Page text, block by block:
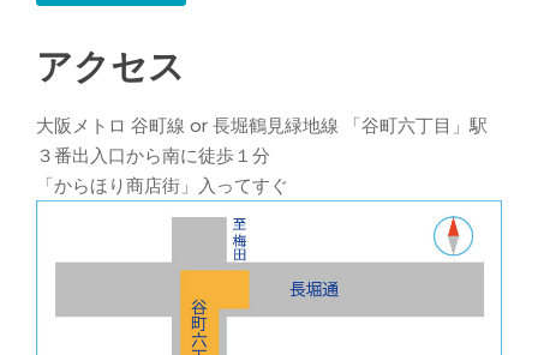
アクセス
大阪メトロ 谷町線 or 長堀鶴見緑地線 「谷町六丁目」駅
３番出入口から南に徒歩１分
「からほり商店街」入ってすぐ